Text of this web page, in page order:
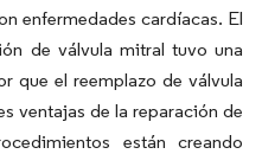
enfermedades cardíacas. El
de válvula mitral tuvo una
que el reemplazo de válvula
ventajas de la reparación de
están creando